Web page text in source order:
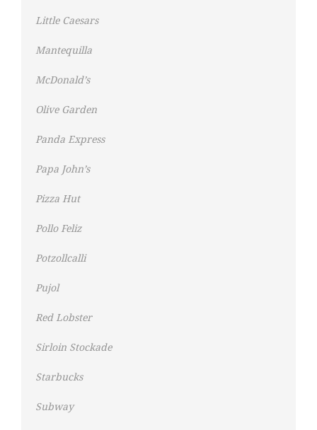
Little Caesars
Mantequilla
McDonald’s
Olive Garden
Panda Express
Papa John’s
Pizza Hut
Pollo Feliz
Potzollcalli
Pujol
Red Lobster
Sirloin Stockade
Starbucks
Subway